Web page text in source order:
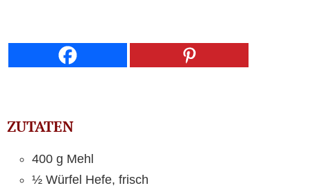
ZUTATEN
400 g Mehl
½ Würfel Hefe, frisch